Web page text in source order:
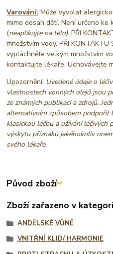
Varování: Může vyvolat
mimo dosah dětí. Není určeno
(neaplikujte na tělo). PŘI
množstvím vody. PŘI KONTAKTU
vypláchněte velkým množstvím
kontaktujte lékaře. Uchovávejte
Upozornění: Uvedené údaje o
vlastnostech vonných olejů jsou
ze známých publikací a zdrojů.
alternativním způsobem podpořit
klasickou léčbu a užívání léčivých
výskytu příznaků jakéhokoliv
svého lékaře.
Původ zboží
Zboží zařazeno v
ANDĚLSKÉ VŮNĚ
VNITŘNÍ KLID/ HARMONIE